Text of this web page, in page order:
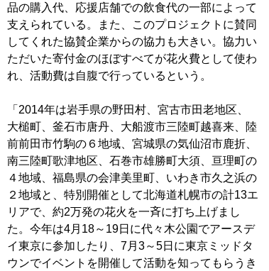
品の購入代、応援店舗での飲食代の一部によって
支えられている。また、このプロジェクトに賛同
してくれた協賛企業からの協力も大きい。協力い
ただいた寄付金のほぼすべてが花火費として使わ
れ、活動費は自腹で行っているという。
「2014年は岩手県の野田村、宮古市田老地区、
大槌町、釜石市唐丹、大船渡市三陸町越喜来、陸
前前田市竹駒の６地域、宮城県の気仙沼市鹿折、
南三陸町歌津地区、石巻市雄勝町大須、亘理町の
４地域、福島県の会津美里町、いわき市久之浜の
２地域と、特別開催として北海道札幌市の計13エ
リアで、約2万発の花火を一斉に打ち上げまし
た。今年は4月18～19日に代々木公園でアースデ
イ東京に参加したり、7月3～5日に東京ミッドタ
ウンでイベントを開催して活動を知ってもらうき